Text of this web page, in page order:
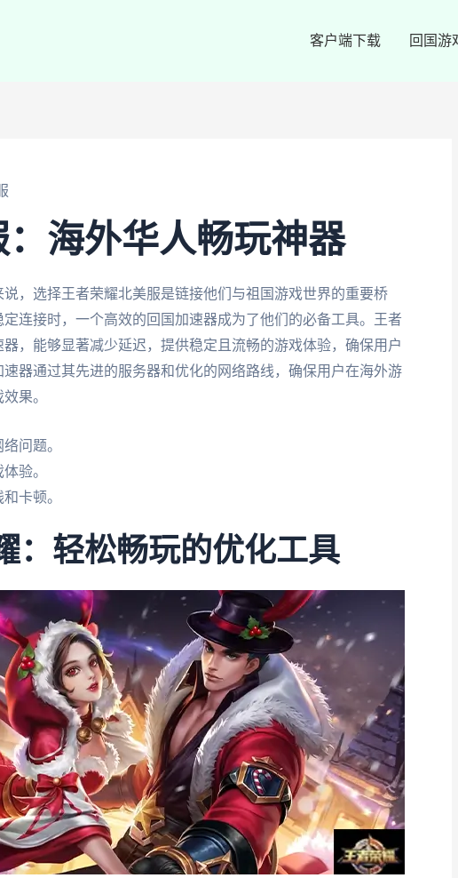
客户端下载 回国游
海外华人畅玩神器
，选择王者荣耀北美服是链接他们与祖国游戏世界的重要桥
连接时，一个高效的回国加速器成为了他们的必备工具。王者
，能够显著减少延迟，提供稳定且流畅的游戏体验，确保用户
器通过其先进的服务器和优化的网络路线，确保用户在海外游
果。
问题。
验。
卡顿。
：轻松畅玩的优化工具